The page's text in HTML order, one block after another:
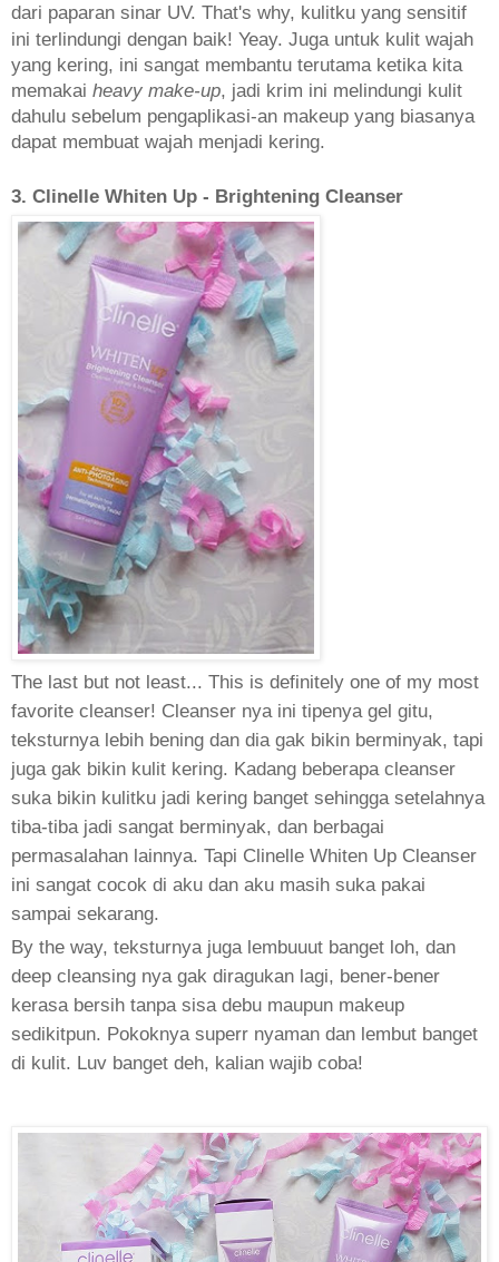
dari paparan sinar UV. That's why, kulitku yang sensitif
ini terlindungi dengan baik! Yeay. Juga untuk kulit wajah
yang kering, ini sangat membantu terutama ketika kita
memakai heavy make-up, jadi krim ini melindungi kulit
dahulu sebelum pengaplikasi-an makeup yang biasanya
dapat membuat wajah menjadi kering.
3. Clinelle Whiten Up - Brightening Cleanser
The last but not least... This is definitely one of my most
favorite cleanser! Cleanser nya ini tipenya gel gitu,
teksturnya lebih bening dan dia gak bikin berminyak, tapi
juga gak bikin kulit kering. Kadang beberapa cleanser
suka bikin kulitku jadi kering banget sehingga setelahnya
tiba-tiba jadi sangat berminyak, dan berbagai
permasalahan lainnya. Tapi Clinelle Whiten Up Cleanser
ini sangat cocok di aku dan aku masih suka pakai
sampai sekarang.
By the way, teksturnya juga lembuuut banget loh, dan
deep cleansing nya gak diragukan lagi, bener-bener
kerasa bersih tanpa sisa debu maupun makeup
sedikitpun. Pokoknya superr nyaman dan lembut banget
di kulit. Luv banget deh, kalian wajib coba!